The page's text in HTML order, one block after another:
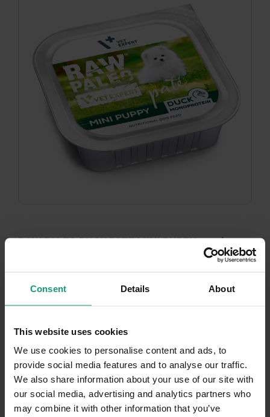
Consent Details About
This website uses cookies
We use cookies to personalise content and ads, to
provide social media features and to analyse our traffic.
We also share information about your use of our site with
our social media, advertising and analytics partners who
may combine it with other information that you’ve
RAW PALEO DUCK PATE MINI PUPPY - mokra